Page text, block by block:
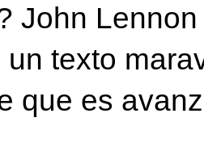
John
un texto
que es